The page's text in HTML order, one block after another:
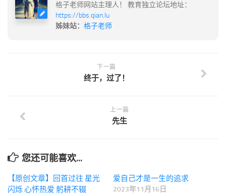
格子老师网站主理人！ 教育独立论坛地址：
https://bbs.qian.lu
姊妹站： 格子老师
下一篇
终于，过了！
上一篇
先生
您还可能喜欢...
【原创文章】回首过往 星光
闪烁 心怀热爱 躬耕不辍
爱自己才是一生的追求
2023年11月16日